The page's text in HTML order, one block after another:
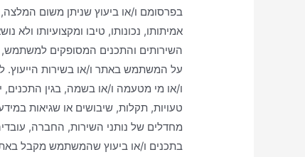
בפרסומם ו/או ביעוץ שניתן משום
אמיתותו, נכונותו, טיבו ומקצועיותו ולא
השירותים והתכנים המסופקים למשתמש,
על המשתמש באתר ו/או בשירות
ו/או מי מטעמה ו/או בשמה, בגין התכנים,
טעויות, תקלות, שיבושים או שגיאות
מחדלים של נותני השירות, החברה,
בתכנים ו/או ביעוץ שהמשתמש מקבל